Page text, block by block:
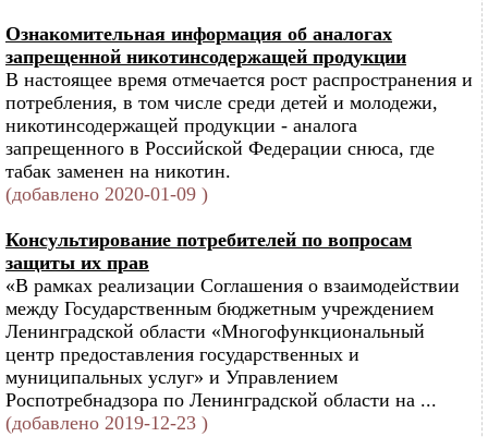
Ознакомительная информация об аналогах
запрещенной никотинсодержащей продукции
В настоящее время отмечается рост распространения и
потребления, в том числе среди детей и молодежи,
никотинсодержащей продукции - аналога
запрещенного в Российской Федерации снюса, где
табак заменен на никотин.
(добавлено 2020-01-09 )
Консультирование потребителей по вопросам
защиты их прав
«В рамках реализации Соглашения о взаимодействии
между Государственным бюджетным учреждением
Ленинградской области «Многофункциональный
центр предоставления государственных и
муниципальных услуг» и Управлением
Роспотребнадзора по Ленинградской области на ...
(добавлено 2019-12-23 )